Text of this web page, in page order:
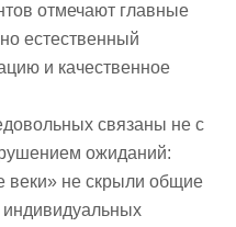
отмечают главные
естественный
и качественное
связаны не с
ожиданий:
веки» не скрыли общие